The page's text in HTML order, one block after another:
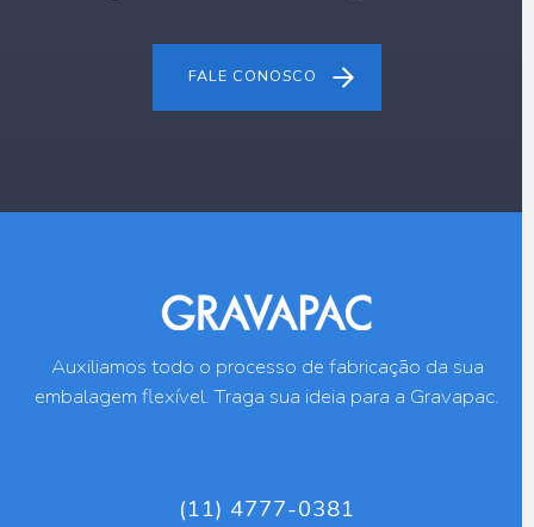
FALE CONOSCO
Auxiliamos todo o processo de fabricação da sua
embalagem flexível. Traga sua ideia para a Gravapac.
(11) 4777-0381